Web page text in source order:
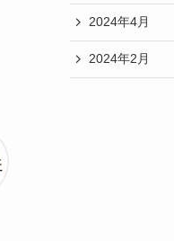
2024年4月
2024年2月